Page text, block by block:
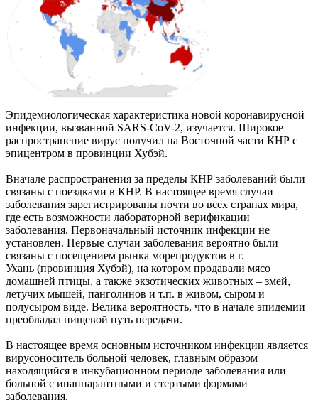
Эпидемиологическая характеристика новой коронавирусной
инфекции, вызванной SARS-CoV-2, изучается. Широкое
распространение вирус получил на Восточной части КНР с
эпицентром в провинции Хубэй.
Вначале распространения за пределы КНР заболеваний были
связаны с поездками в КНР. В настоящее время случаи
заболевания зарегистрированы почти во всех странах мира,
где есть возможности лабораторной верификации
заболевания. Первоначальный источник инфекции не
установлен. Первые случаи заболевания вероятно были
связаны с посещением рынка морепродуктов в г.
Ухань (провинция Хубэй), на котором продавали мясо
домашней птицы, а также экзотических животных – змей,
летучих мышей, панголинов и т.п. в живом, сыром и
полусыром виде. Велика вероятность, что в начале эпидемии
преобладал пищевой путь передачи.
В настоящее время основным источником инфекции является
вирусоноситель больной человек, главным образом
находящийся в инкубационном периоде заболевания или
больной с инаппарантными и стертыми формами
заболевания.